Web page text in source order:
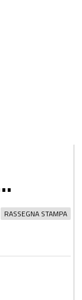
RASSEGNA STAMPA